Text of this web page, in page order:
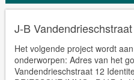
J-B
Het volgende project wordt
onderworpen: Adres van
Vandendrieschstraat 12